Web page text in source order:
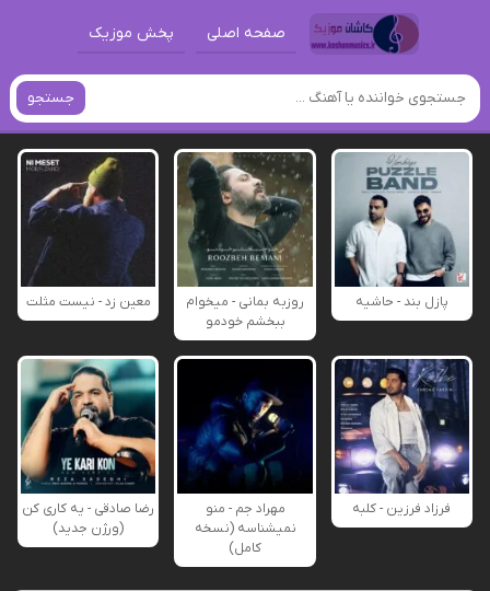
صفحه اصلی پخش موزیک
جستجو
پازل بند - حاشیه
روزبه بمانی - میخوام
ببخشم خودمو
معین زد - نیست مثلت
فرزاد فرزین - کلبه
مهراد جم - منو
نمیشناسه (نسخه
کامل)
رضا صادقی - یه کاری کن
(ورژن جدید)